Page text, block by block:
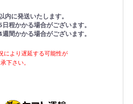
に発送いたします。
程かかる場合がございます。
間かかる場合がございます。
により遅延する可能性が
下さい。